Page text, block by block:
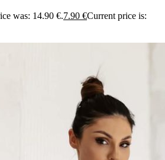
was: 14.90 €.7.90 €Current price is: